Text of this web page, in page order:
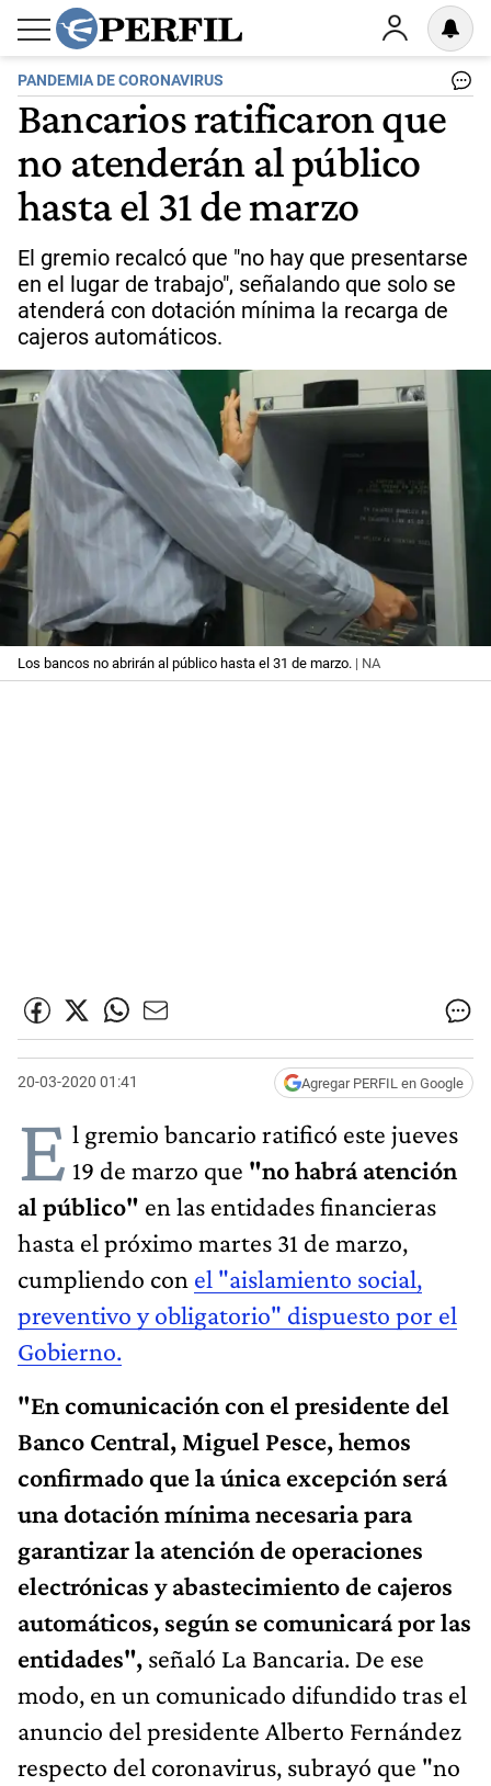
PANDEMIA DE CORONAVIRUS
Bancarios ratificaron que
no atenderán al público
hasta el 31 de marzo
El gremio recalcó que "no hay que presentarse
en el lugar de trabajo", señalando que solo se
atenderá con dotación mínima la recarga de
cajeros automáticos.
Los bancos no abrirán al público hasta el 31 de marzo. | NA
20-03-2020 01:41 Agregar PERFIL en Google
E l gremio bancario ratificó este jueves
19 de marzo que "no habrá atención
al público" en las entidades financieras
hasta el próximo martes 31 de marzo,
cumpliendo con el "aislamiento social,
preventivo y obligatorio" dispuesto por el
Gobierno.
"En comunicación con el presidente del
Banco Central, Miguel Pesce, hemos
confirmado que la única excepción será
una dotación mínima necesaria para
garantizar la atención de operaciones
electrónicas y abastecimiento de cajeros
automáticos, según se comunicará por las
entidades", señaló La Bancaria. De ese
modo, en un comunicado difundido tras el
anuncio del presidente Alberto Fernández
respecto del coronavirus, subrayó que "no